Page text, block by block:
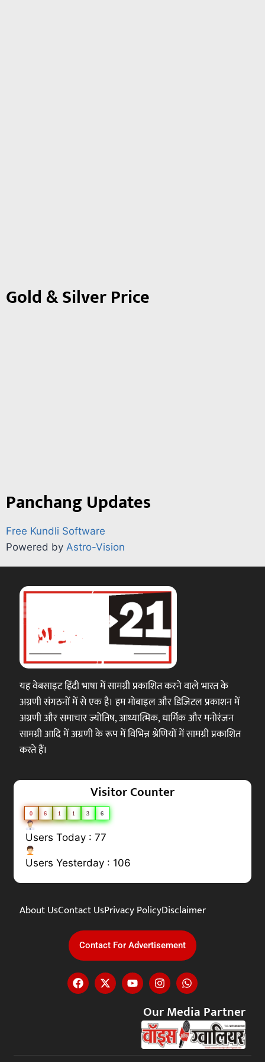
Gold & Silver Price
Panchang Updates
Free Kundli Software
Powered by Astro-Vision
यह वेबसाइट हिंदी भाषा में सामग्री प्रकाशित करने वाले भारत के
अग्रणी संगठनों में से एक है। हम मोबाइल और डिजिटल प्रकाशन में
अग्रणी और समाचार ज्योतिष, आध्यात्मिक, धार्मिक और मनोरंजन
सामग्री आदि में अग्रणी के रूप में विभिन्न श्रेणियों में सामग्री प्रकाशित
करते हैं।
Visitor Counter
0 6 1 1 3 6
Users Today : 77
Users Yesterday : 106
About UsContact UsPrivacy PolicyDisclaimer
Contact For Advertisement
Our Media Partner